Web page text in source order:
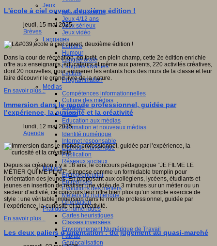
Jeux
Jeu et éducation
Jeux 4/12 ans
Jeux sérieux
Jeux vidéo
Langages
Ecriture
Humour
Langue orale
Langues vivantes
Lecture
Programmation
Médias
Compétences informationnelles
Culture des médias
Curation
Droits
Education aux médias
Information et nouveaux médias
Identité numérique
Internet responsable
Littératie numérique
Publication
Réseaux sociaux
Métiers
Entrepreneuriat
Entreprises
Evolutions des métiers
Métiers du numérique
Orientation
Pratiques numériques
Cartes heuristiques
Classes inversées
Environnement Numérique de Travail
Fablab
Géolocalisation
L'école à ciel ouvert, deuxième édition !
jeudi, 15 mai 2025
Brèves
Dans la cour de récréation, en forêt, en plein champ, cette 2e édition enrichie
offre aux enseignants, éducateurs et même aux parents, 220 activités créatives,
dont 20 nouvelles, pour emmener les enfants hors des murs de la classe et leur
faire découvrir le grand livre de la nature.
En savoir plus...
Immersion dans le monde professionnel, guidée par
l’expérience, la curiosité et la créativité
lundi, 12 mai 2025
Agenda
Depuis sa création il y a 18 ans, le concours pédagogique “JE FILME LE
MÉTIER QUI ME PLAIT” s’impose comme un formidable tremplin pour
l’orientation des jeunes. En proposant aux collégiens, lycéens, étudiants et
jeunes en insertion de réaliser une vidéo de 3 minutes sur un métier ou un
secteur d’activité, ce concours leur offre bien plus qu’un simple exercice de
style : une véritable immersion dans le monde professionnel, guidée par
l’expérience, la curiosité et la créativité.
En savoir plus...
Les deux paliers d’orientation : du jugement au quasi-marché